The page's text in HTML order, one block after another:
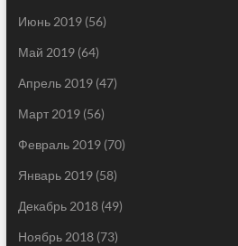
Июнь 2019(56)
Май 2019(64)
Апрель 2019(47)
Март 2019(56)
Февраль 2019(70)
Январь 2019(58)
Декабрь 2018(49)
Ноябрь 2018(73)